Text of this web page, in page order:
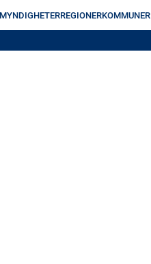
MYNDIGHETERREGIONERKOMMUNER